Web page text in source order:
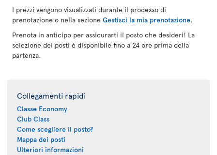
I prezzi vengono visualizzati durante il processo di
prenotazione o nella sezione Gestisci la mia prenotazione.
Prenota in anticipo per assicurarti il posto che desideri! La
selezione dei posti è disponibile fino a 24 ore prima della
partenza.
Collegamenti rapidi
Classe Economy
Club Class
Come scegliere il posto?
Mappa dei posti
Ulteriori informazioni